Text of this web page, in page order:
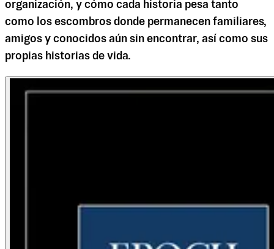
organización, y cómo cada historia pesa tanto
como los escombros donde permanecen familiares,
amigos y conocidos aún sin encontrar, así como sus
propias historias de vida.